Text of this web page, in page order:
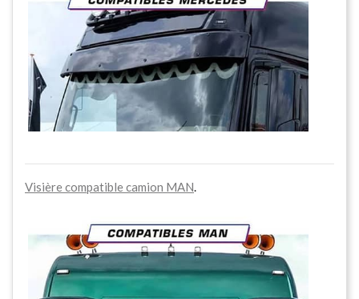
Visière compatible camion MAN.